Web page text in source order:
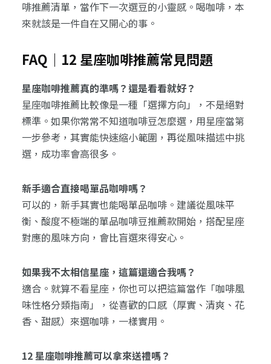
啡推薦清單，當作下一次選豆的小靈感。喝咖啡，本
來就該是一件自在又開心的事。
FAQ｜12 星座咖啡推薦常見問題
星座咖啡推薦真的準嗎？還是看看就好？
星座咖啡推薦比較像是一種「選擇方向」，不是絕對
標準。如果你常常不知道咖啡豆怎麼選，用星座當第
一步參考，其實能快速縮小範圍，再從風味描述中挑
選，成功率會高很多。
新手適合直接喝單品咖啡嗎？
可以的，新手其實也能喝單品咖啡。建議從風味平
衡、酸度不極端的單品咖啡豆推薦款開始，搭配星座
對應的風味方向，會比盲選來得安心。
如果我不太相信星座，這篇還適合我嗎？
適合。就算不看星座，你也可以把這篇當作「咖啡風
味性格分類指南」，從喜歡的口感（厚實、清爽、花
香、甜感）來選咖啡，一樣實用。
12 星座咖啡推薦可以拿來送禮嗎？